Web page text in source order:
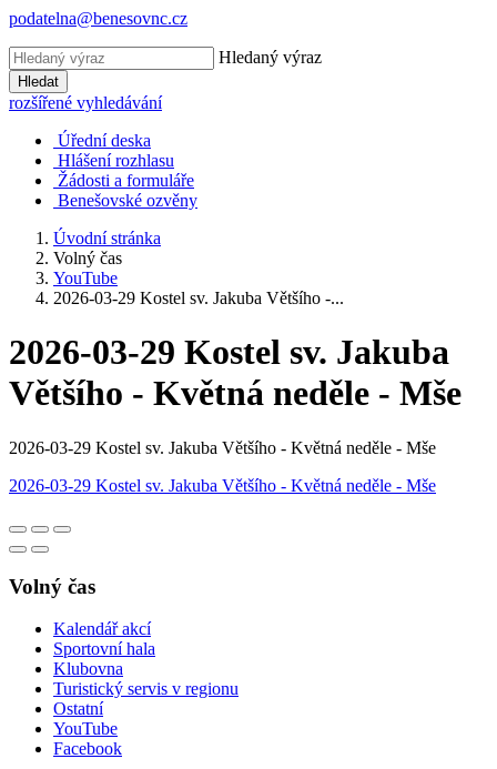
podatelna@benesovnc.cz
Hledaný výraz
Hledat
rozšířené vyhledávání
Úřední deska
Hlášení rozhlasu
Žádosti a formuláře
Benešovské ozvěny
Úvodní stránka
Volný čas
YouTube
2026-03-29 Kostel sv. Jakuba Většího -...
2026-03-29 Kostel sv. Jakuba
Většího - Květná neděle - Mše
2026-03-29 Kostel sv. Jakuba Většího - Květná neděle - Mše
2026-03-29 Kostel sv. Jakuba Většího - Květná neděle - Mše
Volný čas
Kalendář akcí
Sportovní hala
Klubovna
Turistický servis v regionu
Ostatní
YouTube
Facebook